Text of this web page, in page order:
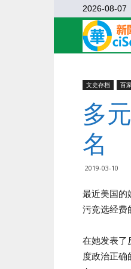
2026-08-07
文史存档 百
多
名
2019-03-10
最近美国的
污竞选经费
在她发表了
度政治正